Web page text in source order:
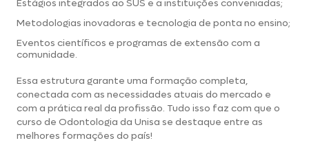
Estágios integrados ao SUS e a instituições conveniadas;
Metodologias inovadoras e tecnologia de ponta no ensino;
Eventos científicos e programas de extensão com a
comunidade.
Essa estrutura garante uma formação completa,
conectada com as necessidades atuais do mercado e
com a prática real da profissão. Tudo isso faz com que o
curso de Odontologia da Unisa se destaque entre as
melhores formações do país!